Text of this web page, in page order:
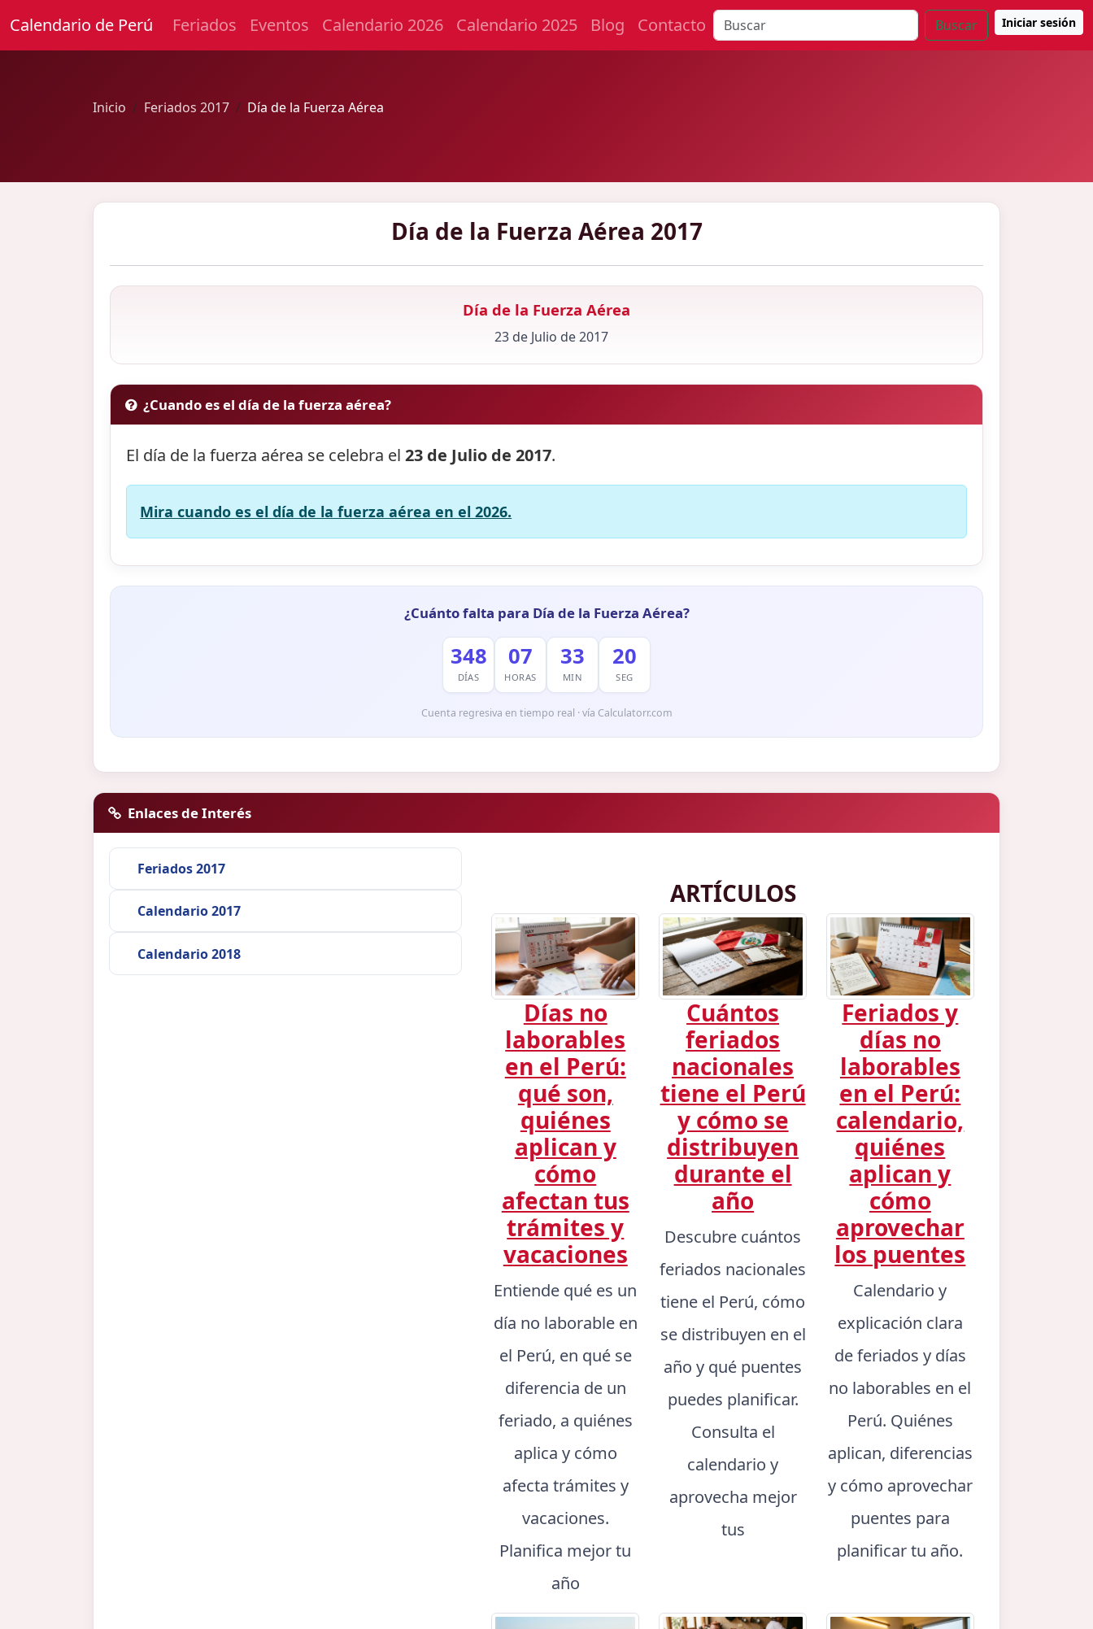
Calendario de Perú Feriados Eventos Calendario 2026 Calendario 2025 Blog Contacto Buscar Iniciar sesión
Inicio Feriados 2017 Día de la Fuerza Aérea
Día de la Fuerza Aérea 2017
Día de la Fuerza Aérea
23 de Julio de 2017
¿Cuando es el día de la fuerza aérea?
El día de la fuerza aérea se celebra el23 de Julio de 2017.
Mira cuando es el día de la fuerza aérea en el 2026.
¿Cuánto falta para Día de la Fuerza Aérea?
348
DÍAS
07
HORAS
33
MIN
19
SEG
Cuenta regresiva en tiempo real · vía Calculatorr.com
Enlaces de Interés
Feriados 2017
Calendario 2017
Calendario 2018
ARTÍCULOS
Días no
laborables
en el Perú:
qué son,
quiénes
aplican y
cómo
afectan tus
trámites y
vacaciones
Entiende qué es un
día no laborable en
el Perú, en qué se
diferencia de un
feriado, a quiénes
aplica y cómo
afecta trámites y
vacaciones.
Planifica mejor tu
año
Cuántos
feriados
nacionales
tiene el Perú
y cómo se
distribuyen
durante el
año
Descubre cuántos
feriados nacionales
tiene el Perú, cómo
se distribuyen en el
año y qué puentes
puedes planificar.
Consulta el
calendario y
aprovecha mejor
tus
Feriados y
días no
laborables
en el Perú:
calendario,
quiénes
aplican y
cómo
aprovechar
los puentes
Calendario y
explicación clara
de feriados y días
no laborables en el
Perú. Quiénes
aplican, diferencias
y cómo aprovechar
puentes para
planificar tu año.